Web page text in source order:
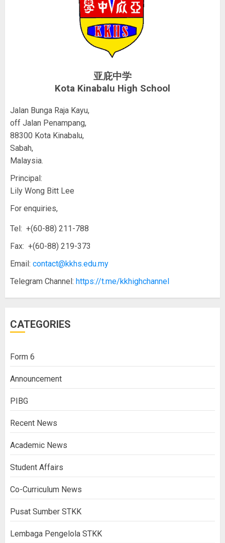
亚庇中学
Kota Kinabalu High School
Jalan Bunga Raja Kayu,
off Jalan Penampang,
88300 Kota Kinabalu,
Sabah,
Malaysia.
Principal:
Lily Wong Bitt Lee
For enquiries,
Tel: +(60-88) 211-788
Fax: +(60-88) 219-373
Email: contact@kkhs.edu.my
Telegram Channel: https://t.me/kkhighchannel
CATEGORIES
Form 6
Announcement
PIBG
Recent News
Academic News
Student Affairs
Co-Curriculum News
Pusat Sumber STKK
Lembaga Pengelola STKK